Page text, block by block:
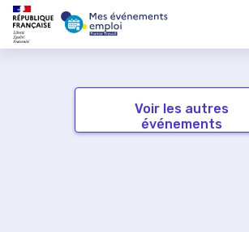
Voir les autres
événements